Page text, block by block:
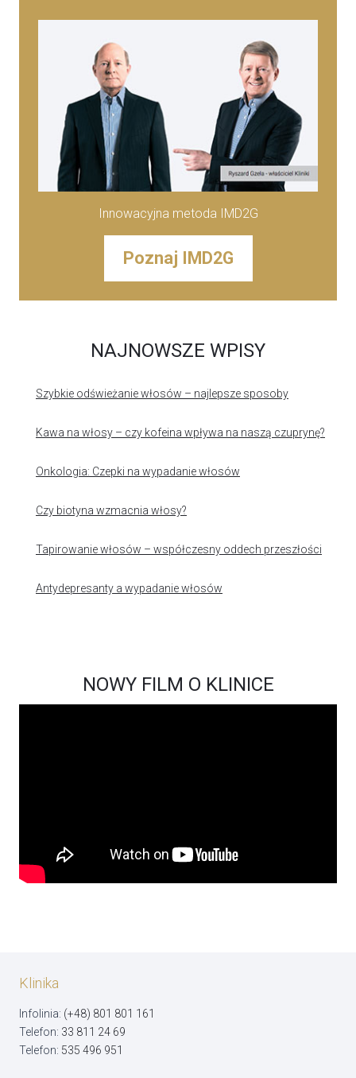
Innowacyjna metoda IMD2G
Poznaj IMD2G
NAJNOWSZE WPISY
Szybkie odświeżanie włosów – najlepsze sposoby
Kawa na włosy – czy kofeina wpływa na naszą czuprynę?
Onkologia: Czepki na wypadanie włosów
Czy biotyna wzmacnia włosy?
Tapirowanie włosów – współczesny oddech przeszłości
Antydepresanty a wypadanie włosów
NOWY FILM O KLINICE
Klinika
Infolinia: (+48) 801 801 161
Telefon: 33 811 24 69
Telefon: 535 496 951